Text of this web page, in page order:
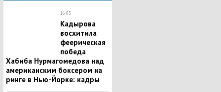
16:03
Кадырова
восхитила
феерическая
победа
Хабиба Нурмагомедова над
американским боксером на
ринге в Нью-Йорке: кадры